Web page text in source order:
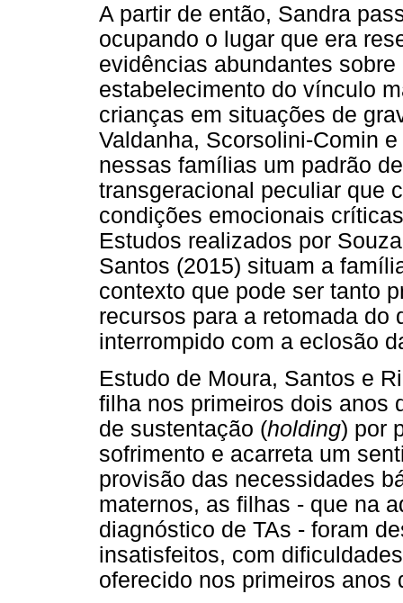
A partir de então, Sandra
ocupando o lugar que era
evidências abundantes
estabelecimento do vínculo
crianças em situações de
Valdanha, Scorsolini-Comin
nessas famílias um padrão
transgeracional peculiar que
condições emocionais
Estudos realizados por
Santos (2015) situam a
contexto que pode ser tanto
recursos para a retomada do
interrompido com a eclosão
Estudo de Moura, Santos e
filha nos primeiros dois anos
de sustentação (holding) por
sofrimento e acarreta um
provisão das necessidades
maternos, as filhas - que na
diagnóstico de TAs - foram
insatisfeitos, com
oferecido nos primeiros anos